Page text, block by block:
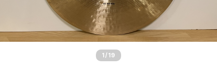
1 /19